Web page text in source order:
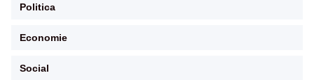
Politica
Economie
Social